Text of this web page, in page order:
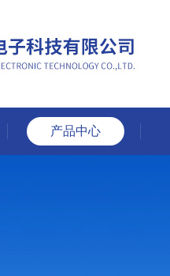
产品中心